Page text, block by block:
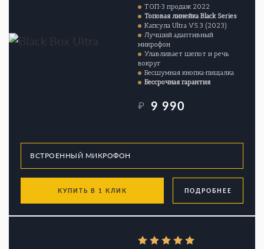
ТОП-3 продаж 2022
Топовая линейка Black Series
Капсула Ultra V5.3 (2023)
Лучший адаптивный
микрофон
Улавливает шепот и речь
вокруг
Бесшумная кнопка-пищалка
Бессрочная гарантия
₽ 9 990
КУПИТЬ В 1 КЛИК ПОДРОБНЕЕ